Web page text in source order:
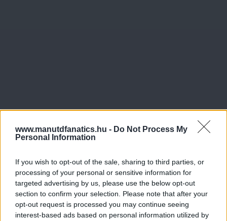
www.manutdfanatics.hu - Do Not Process My
Personal Information
If you wish to opt-out of the sale, sharing to third parties, or
processing of your personal or sensitive information for
targeted advertising by us, please use the below opt-out
section to confirm your selection. Please note that after your
opt-out request is processed you may continue seeing
interest-based ads based on personal information utilized by